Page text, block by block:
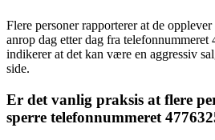
Flere personer rapporterer at de
anrop dag etter dag fra telefonnummeret
indikerer at det kan være en aggressiv
side.
Er det vanlig praksis at flere
sperre telefonnummeret